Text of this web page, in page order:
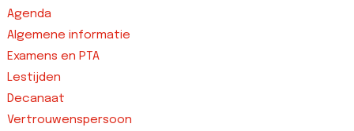
Agenda
Algemene informatie
Examens en PTA
Lestijden
Decanaat
Vertrouwenspersoon